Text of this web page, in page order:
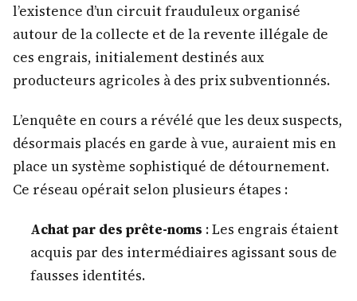
l’existence d’un circuit frauduleux organisé
autour de la collecte et de la revente illégale de
ces engrais, initialement destinés aux
producteurs agricoles à des prix subventionnés.
L’enquête en cours a révélé que les deux suspects,
désormais placés en garde à vue, auraient mis en
place un système sophistiqué de détournement.
Ce réseau opérait selon plusieurs étapes :
Achat par des prête-noms : Les engrais étaient
acquis par des intermédiaires agissant sous de
fausses identités.